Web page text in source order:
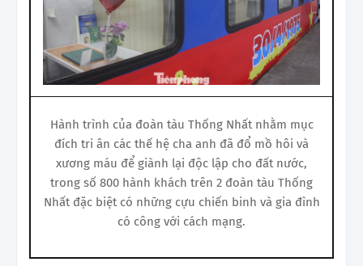
Hành trình của đoàn tàu Thống Nhất nhằm mục
đích tri ân các thế hệ cha anh đã đổ mồ hôi và
xương máu để giành lại độc lập cho đất nước,
trong số 800 hành khách trên 2 đoàn tàu Thống
Nhất đặc biệt có những cựu chiến binh và gia đình
có công với cách mạng.